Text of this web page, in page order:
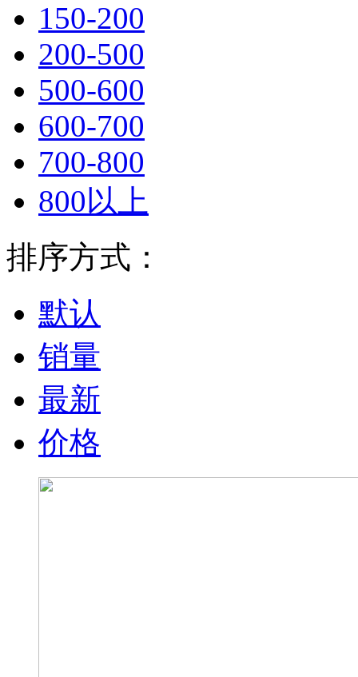
150-200
200-500
500-600
600-700
700-800
800以上
排序方式：
默认
销量
最新
价格